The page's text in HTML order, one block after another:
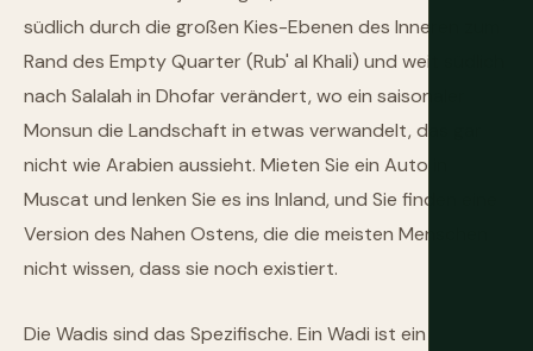
südlich durch die großen Kies-Ebenen des Inneren zum
Rand des Empty Quarter (Rub' al Khali) und weit südlich
nach Salalah in Dhofar verändert, wo ein saisonaler
Monsun die Landschaft in etwas verwandelt, das gar
nicht wie Arabien aussieht. Mieten Sie ein Auto in
Muscat und lenken Sie es ins Inland, und Sie finden eine
Version des Nahen Ostens, die die meisten Menschen
nicht wissen, dass sie noch existiert.
Die Wadis sind das Spezifische. Ein Wadi ist ein